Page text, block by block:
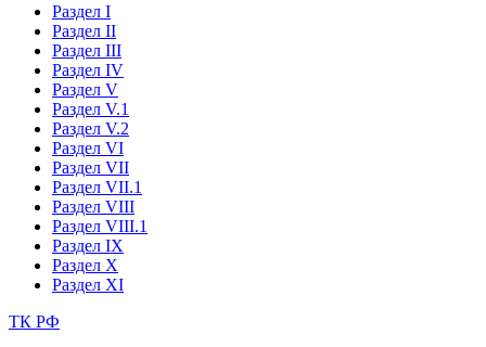
Раздел I
Раздел II
Раздел III
Раздел IV
Раздел V
Раздел V.1
Раздел V.2
Раздел VI
Раздел VII
Раздел VII.1
Раздел VIII
Раздел VIII.1
Раздел IX
Раздел X
Раздел XI
ТК РФ